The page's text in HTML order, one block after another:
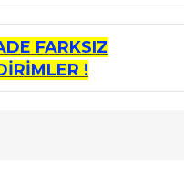
FARKSIZ
!